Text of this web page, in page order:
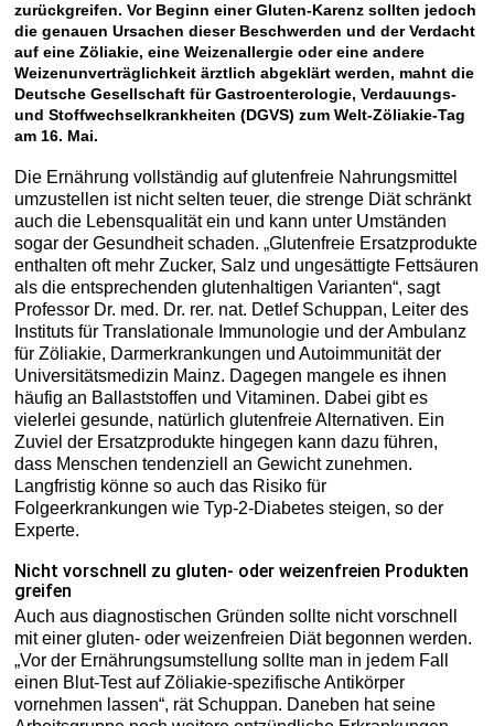
zurückgreifen. Vor Beginn einer Gluten-Karenz sollten jedoch
die genauen Ursachen dieser Beschwerden und der Verdacht
auf eine Zöliakie, eine Weizenallergie oder eine andere
Weizenunverträglichkeit ärztlich abgeklärt werden, mahnt die
Deutsche Gesellschaft für Gastroenterologie, Verdauungs-
und Stoffwechselkrankheiten (DGVS) zum Welt-Zöliakie-Tag
am 16. Mai.
Die Ernährung vollständig auf glutenfreie Nahrungsmittel
umzustellen ist nicht selten teuer, die strenge Diät schränkt
auch die Lebensqualität ein und kann unter Umständen
sogar der Gesundheit schaden. „Glutenfreie Ersatzprodukte
enthalten oft mehr Zucker, Salz und ungesättigte Fettsäuren
als die entsprechenden glutenhaltigen Varianten“, sagt
Professor Dr. med. Dr. rer. nat. Detlef Schuppan, Leiter des
Instituts für Translationale Immunologie und der Ambulanz
für Zöliakie, Darmerkrankungen und Autoimmunität der
Universitätsmedizin Mainz. Dagegen mangele es ihnen
häufig an Ballaststoffen und Vitaminen. Dabei gibt es
vielerlei gesunde, natürlich glutenfreie Alternativen. Ein
Zuviel der Ersatzprodukte hingegen kann dazu führen,
dass Menschen tendenziell an Gewicht zunehmen.
Langfristig könne so auch das Risiko für
Folgeerkrankungen wie Typ-2-Diabetes steigen, so der
Experte.
Nicht vorschnell zu gluten- oder weizenfreien Produkten
greifen
Auch aus diagnostischen Gründen sollte nicht vorschnell
mit einer gluten- oder weizenfreien Diät begonnen werden.
„Vor der Ernährungsumstellung sollte man in jedem Fall
einen Blut-Test auf Zöliakie-spezifische Antikörper
vornehmen lassen“, rät Schuppan. Daneben hat seine